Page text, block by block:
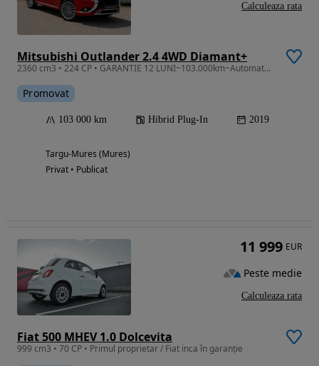
Mitsubishi Outlander 2.4 4WD Diamant+
2360 cm3 • 224 CP • GARANTIE 12 LUNI~103.000km~Automat~4x4~PHEV~0 Daune~TRIMIT VIDEO HD
Promovat
103 000 km Hibrid Plug-In 2019
Targu-Mures (Mures)
Privat • Publicat
Calculeaza rata
Fiat 500 MHEV 1.0 Dolcevita
999 cm3 • 70 CP • Primul proprietar / Fiat inca în garanție
11 999 EUR
Peste medie
Calculeaza rata